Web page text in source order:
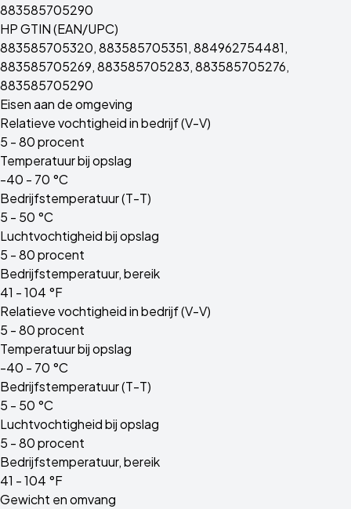
883585705290
HP GTIN (EAN/UPC)
883585705320, 883585705351, 884962754481,
883585705269, 883585705283, 883585705276,
883585705290
Eisen aan de omgeving
Relatieve vochtigheid in bedrijf (V-V)
5 - 80 procent
Temperatuur bij opslag
-40 - 70 °C
Bedrijfstemperatuur (T-T)
5 - 50 °C
Luchtvochtigheid bij opslag
5 - 80 procent
Bedrijfstemperatuur, bereik
41 - 104 °F
Relatieve vochtigheid in bedrijf (V-V)
5 - 80 procent
Temperatuur bij opslag
-40 - 70 °C
Bedrijfstemperatuur (T-T)
5 - 50 °C
Luchtvochtigheid bij opslag
5 - 80 procent
Bedrijfstemperatuur, bereik
41 - 104 °F
Gewicht en omvang